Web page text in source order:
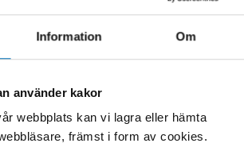
Information Om
använder kakor
webbplats kan vi lagra eller hämta
främst i form av cookies.
om fri rörlighet